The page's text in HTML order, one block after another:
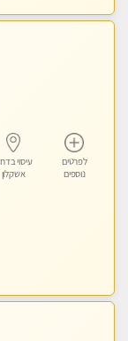
לפרטים
נוספים
עיסוי
אשקלון